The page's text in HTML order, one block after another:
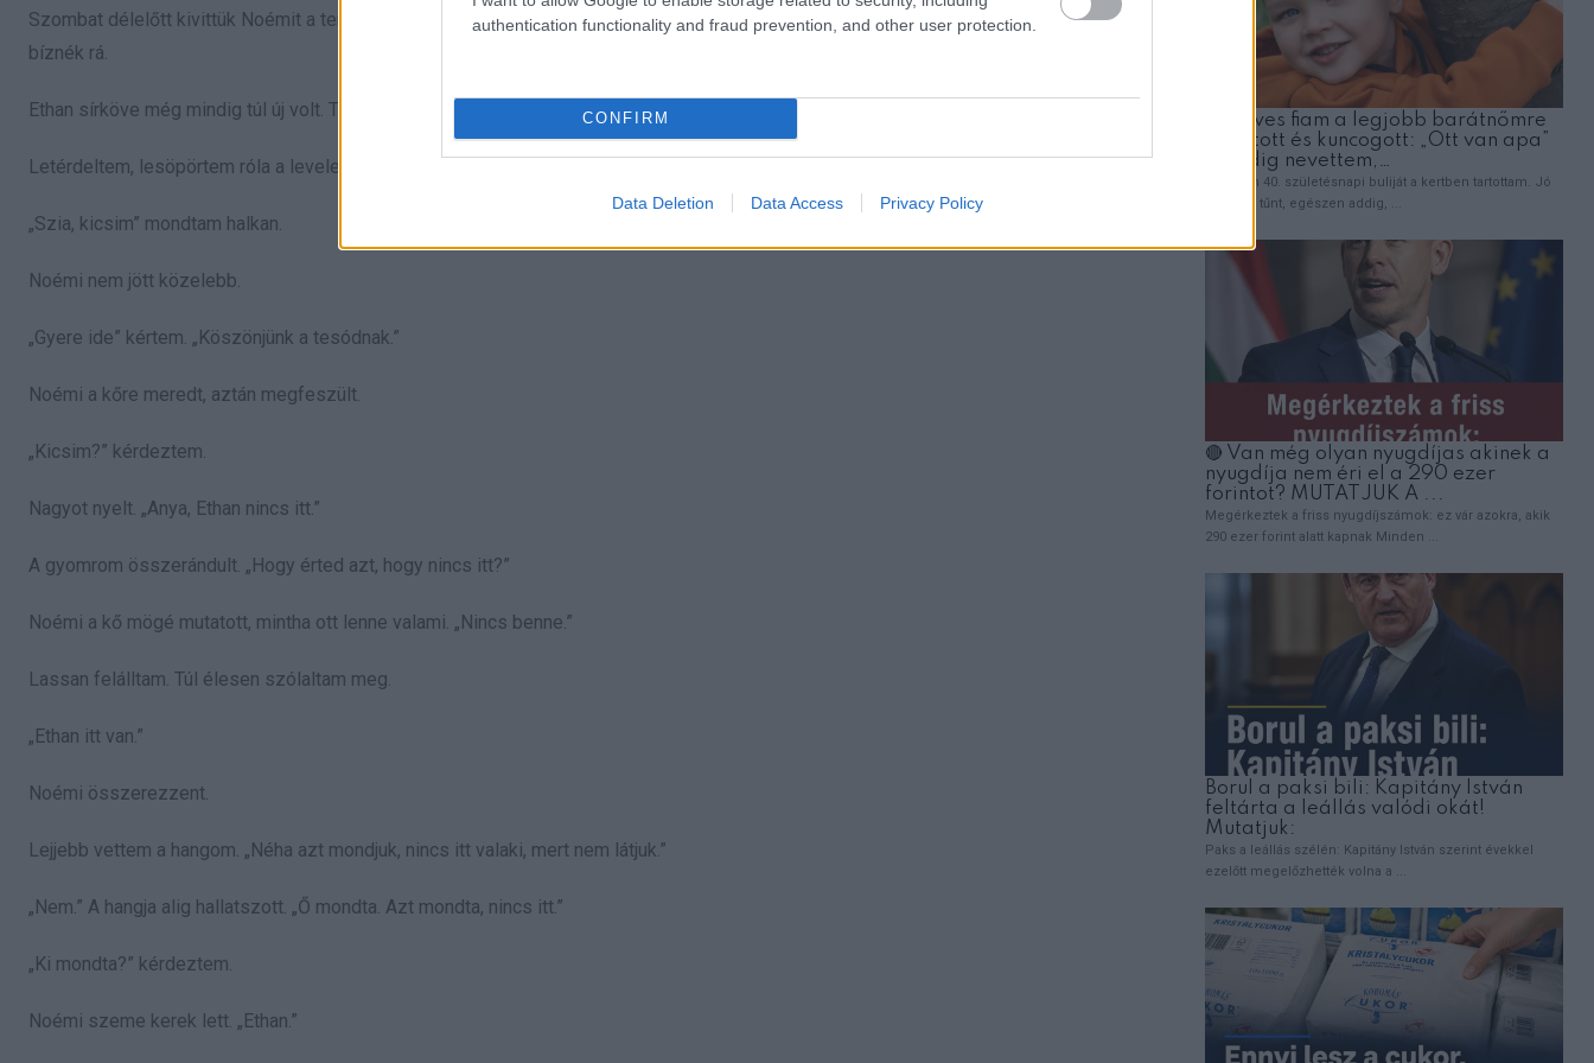
authentication functionality and fraud prevention, and other user protection.
CONFIRM
Data Deletion Data Access Privacy Policy
Szombat délelőtt kivittük Noémit a temetőbe. Fehér margarétát vittem. Noémi két kézzel fogta a csokrot, komolyan, mintha munkát
bíznék rá.
Ethan sírköve még mindig túl új volt. Túl tiszta. Túl élesek voltak a betűk.
Letérdeltem, lesöpörtem róla a leveleket.
„Szia, kicsim” mondtam halkan.
Noémi nem jött közelebb.
„Gyere ide” kértem. „Köszönjünk a tesódnak.”
Noémi a kőre meredt, aztán megfeszült.
„Kicsim?” kérdeztem.
Nagyot nyelt. „Anya, Ethan nincs itt.”
A gyomrom összerándult. „Hogy érted azt, hogy nincs itt?”
Noémi a kő mögé mutatott, mintha ott lenne valami. „Nincs benne.”
Lassan felálltam. Túl élesen szólaltam meg.
„Ethan itt van.”
Noémi összerezzent.
Lejjebb vettem a hangom. „Néha azt mondjuk, nincs itt valaki, mert nem látjuk.”
„Nem.” A hangja alig hallatszott. „Ő mondta. Azt mondta, nincs itt.”
„Ki mondta?” kérdeztem.
Noémi szeme kerek lett. „Ethan.”